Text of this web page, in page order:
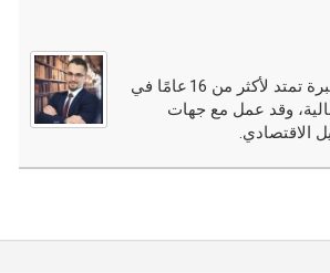
er
مجدي النوري محلل أسواق مالية ومختص في التحليل الاقتصادي والمالي، يتمتع بخبرة تمتد لأكثر من 16 عامًا في
وقد عمل مع جهات
الاقتصادي.